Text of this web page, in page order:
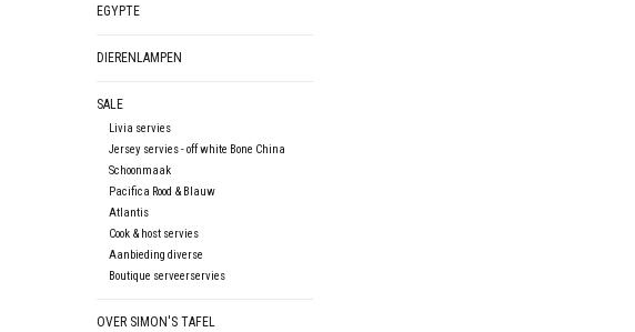
EGYPTE
DIERENLAMPEN
SALE
Livia servies
Jersey servies - off white Bone China
Schoonmaak
Pacifica Rood & Blauw
Atlantis
Cook & host servies
Aanbieding diverse
Boutique serveerservies
OVER SIMON'S TAFEL